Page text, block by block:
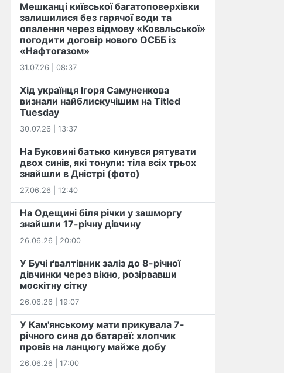
Мешканці київської багатоповерхівки
залишилися без гарячої води та
опалення через відмову «Ковальської»
погодити договір нового ОСББ із
«Нафтогазом»
31.07.26 | 08:37
Хід українця Ігоря Самуненкова
визнали найблискучішим на Titled
Tuesday
30.07.26 | 13:37
На Буковині батько кинувся рятувати
двох синів, які тонули: тіла всіх трьох
знайшли в Дністрі (фото)
27.06.26 | 12:40
На Одещині біля річки у зашморгу
знайшли 17-річну дівчину
26.06.26 | 20:00
У Бучі ґвалтівник заліз до 8-річної
дівчинки через вікно, розірвавши
москітну сітку
26.06.26 | 19:07
У Кам'янському мати прикувала 7-
річного сина до батареї: хлопчик
провів на ланцюгу майже добу
26.06.26 | 17:00